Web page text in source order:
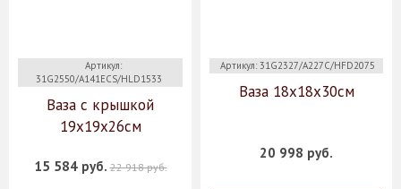
Артикул:
31G2550/A141ECS/HLD1533
Ваза с крышкой
19х19х26см
15 584 руб.22 918 руб.
Артикул: 31G2327/A227C/HFD2075
Ваза 18x18x30см
20 998 руб.